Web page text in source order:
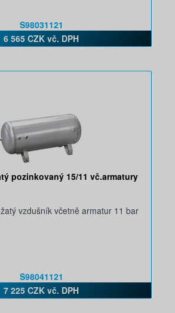
S98031121
6 565 CZK vč. DPH
pozinkovaný 15/11 vč.armatury
vzdušník včetně armatur 11 bar
S98041121
7 225 CZK vč. DPH